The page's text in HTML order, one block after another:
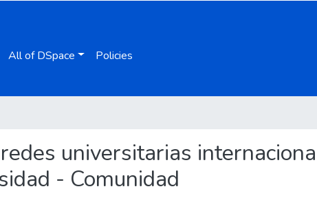
All of DSpace Policies
universitarias
- Comunidad